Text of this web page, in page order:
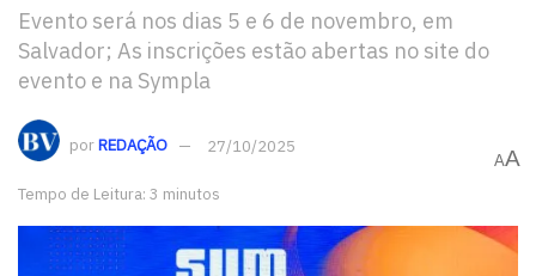
Evento será nos dias 5 e 6 de novembro, em
Salvador; As inscrições estão abertas no site do
evento e na Sympla
porREDAÇÃO 27/10/2025
Tempo de Leitura: 3 minutos
AA